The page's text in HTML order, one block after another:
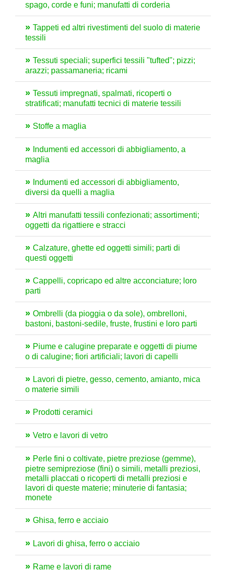
spago, corde e funi; manufatti di corderia
Tappeti ed altri rivestimenti del suolo di materie
tessili
Tessuti speciali; superfici tessili "tufted"; pizzi;
arazzi; passamaneria; ricami
Tessuti impregnati, spalmati, ricoperti o
stratificati; manufatti tecnici di materie tessili
Stoffe a maglia
Indumenti ed accessori di abbigliamento, a
maglia
Indumenti ed accessori di abbigliamento,
diversi da quelli a maglia
Altri manufatti tessili confezionati; assortimenti;
oggetti da rigattiere e stracci
Calzature, ghette ed oggetti simili; parti di
questi oggetti
Cappelli, copricapo ed altre acconciature; loro
parti
Ombrelli (da pioggia o da sole), ombrelloni,
bastoni, bastoni-sedile, fruste, frustini e loro parti
Piume e calugine preparate e oggetti di piume
o di calugine; fiori artificiali; lavori di capelli
Lavori di pietre, gesso, cemento, amianto, mica
o materie simili
Prodotti ceramici
Vetro e lavori di vetro
Perle fini o coltivate, pietre preziose (gemme),
pietre semipreziose (fini) o simili, metalli preziosi,
metalli placcati o ricoperti di metalli preziosi e
lavori di queste materie; minuterie di fantasia;
monete
Ghisa, ferro e acciaio
Lavori di ghisa, ferro o acciaio
Rame e lavori di rame